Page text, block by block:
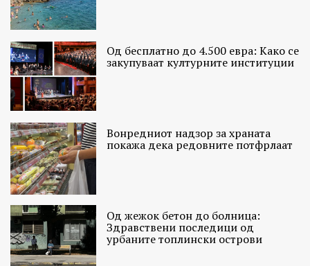
Од бесплатно до 4.500 евра: Како се
закупуваат културните институции
Вонредниот надзор за храната
покажа дека редовните потфрлаат
Од жежок бетон до болница:
Здравствени последици од
урбаните топлински острови